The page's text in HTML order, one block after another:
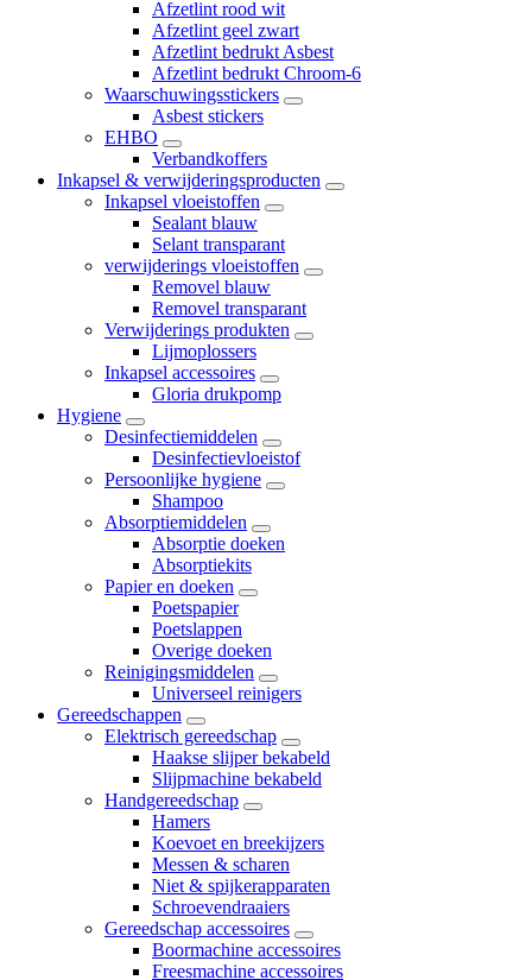
Afzetlint rood wit
Afzetlint geel zwart
Afzetlint bedrukt Asbest
Afzetlint bedrukt Chroom-6
Waarschuwingsstickers
Asbest stickers
EHBO
Verbandkoffers
Inkapsel & verwijderingsproducten
Inkapsel vloeistoffen
Sealant blauw
Selant transparant
verwijderings vloeistoffen
Removel blauw
Removel transparant
Verwijderings produkten
Lijmoplossers
Inkapsel accessoires
Gloria drukpomp
Hygiene
Desinfectiemiddelen
Desinfectievloeistof
Persoonlijke hygiene
Shampoo
Absorptiemiddelen
Absorptie doeken
Absorptiekits
Papier en doeken
Poetspapier
Poetslappen
Overige doeken
Reinigingsmiddelen
Universeel reinigers
Gereedschappen
Elektrisch gereedschap
Haakse slijper bekabeld
Slijpmachine bekabeld
Handgereedschap
Hamers
Koevoet en breekijzers
Messen & scharen
Niet & spijkerapparaten
Schroevendraaiers
Gereedschap accessoires
Boormachine accessoires
Freesmachine accessoires